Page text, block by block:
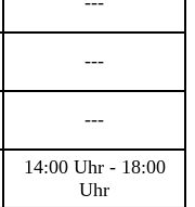
---
---
14:00 Uhr - 18:00
Uhr